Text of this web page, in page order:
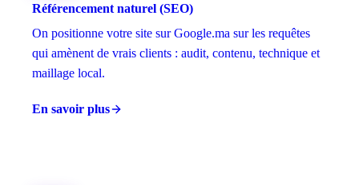
Référencement naturel (SEO)
On positionne votre site sur Google.ma sur les requêtes
qui amènent de vrais clients : audit, contenu, technique et
maillage local.
En savoir plus